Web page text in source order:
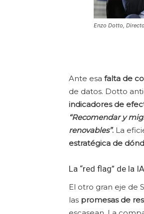
Enzo Dotto,
Ante esa falta de
de datos. Dotto
indicadores de
“Recomendar y
renovables”. La
estratégica de
La “red flag” de la
El otro gran eje de
las promesas de